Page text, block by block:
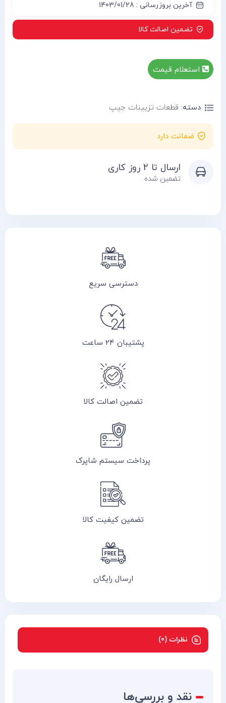
آخرین بروزرسانی : 1403/01/28
تضمین اصالت کالا
استعلام قیمت
دسته: قطعات تزیینات جیپ
ضمانت دارد
ارسال تا 2 روز کاری
تضمین شده
دسترسی سریع
پشتیبان 24 ساعت
تضمین اصالت کالا
پرداخت سیستم شاپرک
تضمین کیفیت کالا
ارسال رایگان
نظرات (0)
نقد و بررسی‌ها